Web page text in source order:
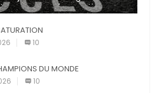
une source de sanctions
[…]
10
DU MONDE
10